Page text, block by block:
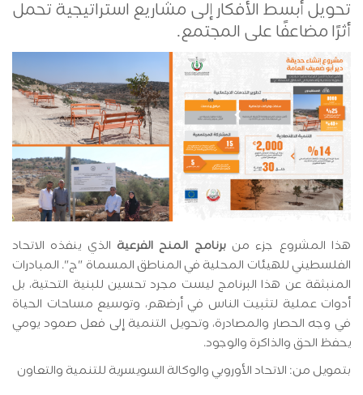
تحويل أبسط الأفكار إلى مشاريع استراتيجية تحمل
أثرًا مضاعفًا على المجتمع.
هذا المشروع جزء منبرنامج المنح الفرعية الذي ينفذه الاتحاد
الفلسطيني للهيئات المحلية في المناطق المسماة "ج". المبادرات
المنبثقة عن هذا البرنامج ليست مجرد تحسين للبنية التحتية، بل
أدوات عملية لتثبيت الناس في أرضهم، وتوسيع مساحات الحياة
في وجه الحصار والمصادرة، وتحويل التنمية إلى فعل صمود يومي
يحفظ الحق والذاكرة والوجود.
بتمويل من: الاتحاد الأوروبي والوكالة السويسرية للتنمية والتعاون